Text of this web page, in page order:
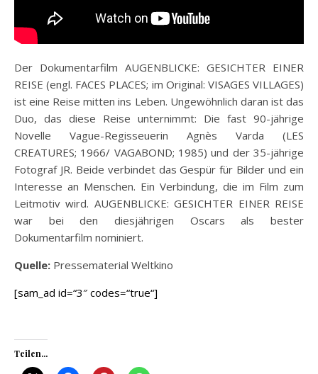
Der Dokumentarfilm AUGENBLICKE: GESICHTER EINER
REISE (engl. FACES PLACES; im Original: VISAGES VILLAGES)
ist eine Reise mitten ins Leben. Ungewöhnlich daran ist das
Duo, das diese Reise unternimmt: Die fast 90-jährige
Novelle Vague-Regisseuerin Agnès Varda (LES
CREATURES; 1966/ VAGABOND; 1985) und der 35-jährige
Fotograf JR. Beide verbindet das Gespür für Bilder und ein
Interesse an Menschen. Ein Verbindung, die im Film zum
Leitmotiv wird. AUGENBLICKE: GESICHTER EINER REISE
war bei den diesjährigen Oscars als bester
Dokumentarfilm nominiert.
Quelle: Pressematerial Weltkino
[sam_ad id=“3″ codes=“true“]
Teilen...